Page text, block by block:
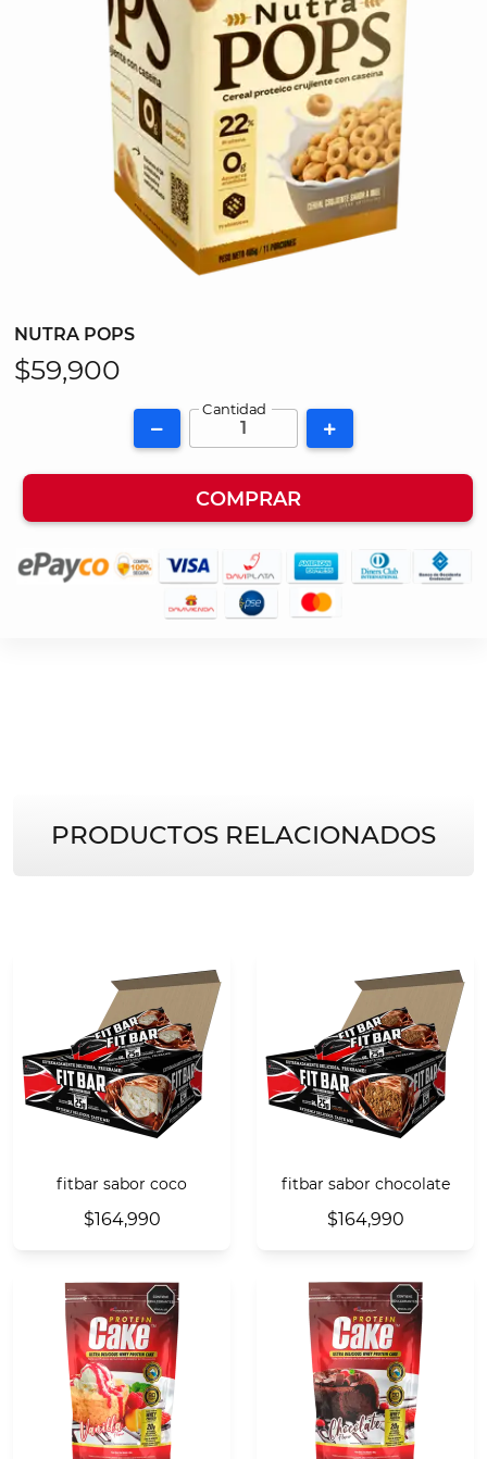
NUTRA POPS
$59,900
Cantidad
COMPRAR
PRODUCTOS RELACIONADOS
fitbar sabor coco
$164,990
fitbar sabor chocolate
$164,990